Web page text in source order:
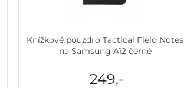
Knížkové pouzdro Tactical Field Notes
na Samsung A12 černé
249,-